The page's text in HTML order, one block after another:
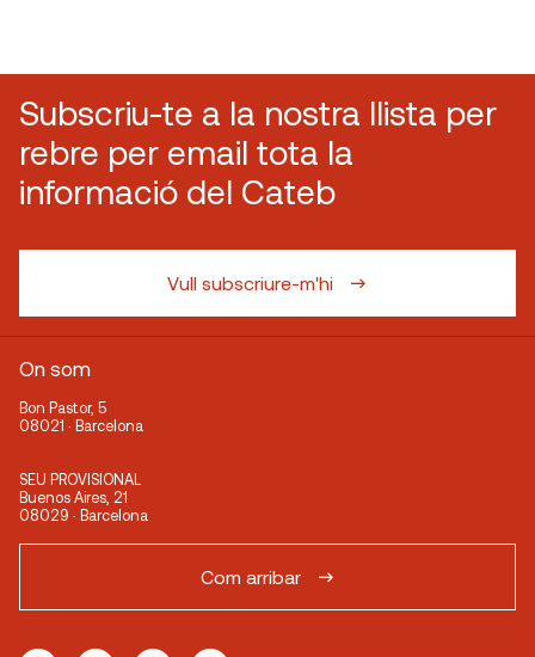
Subscriu-te a la nostra llista per
rebre per email tota la
informació del Cateb
Vull subscriure-m'hi
On som
Bon Pastor, 5
08021 · Barcelona
SEU PROVISIONAL
Buenos Aires, 21
08029 · Barcelona
Com arribar